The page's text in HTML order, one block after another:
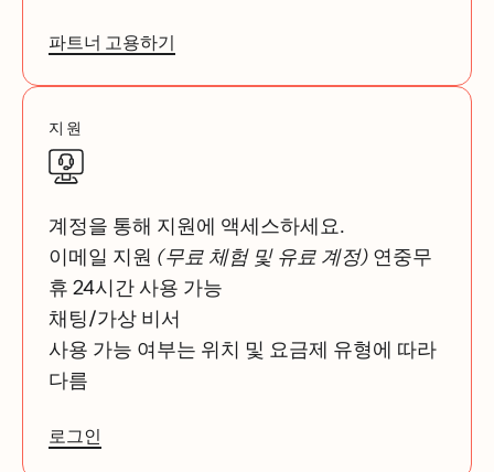
파트너 고용하기
지원
계정을 통해 지원에 액세스하세요.
이메일 지원 (무료 체험 및 유료 계정) 연중무
휴 24시간 사용 가능
채팅/가상 비서
사용 가능 여부는 위치 및 요금제 유형에 따라
다름
로그인